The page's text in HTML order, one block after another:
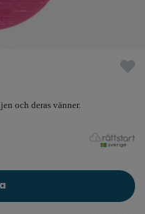
och deras vänner.